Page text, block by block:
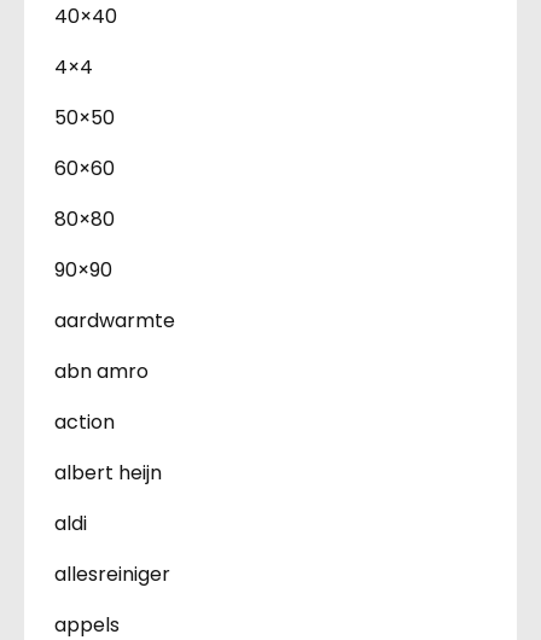
40×40
4×4
50×50
60×60
80×80
90×90
aardwarmte
abn amro
action
albert heijn
aldi
allesreiniger
appels